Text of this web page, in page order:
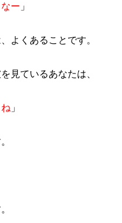
ー 」
よくあることです。
見ているあなたは、
」